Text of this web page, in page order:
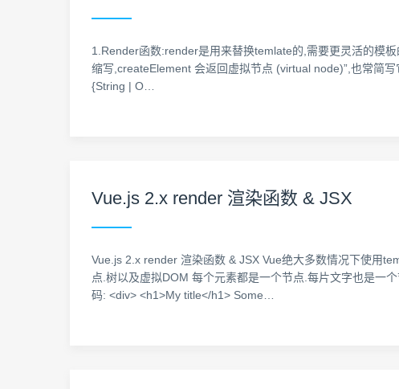
1.Render函数:render是用来替换temlate的,需要更灵活的模
缩写,createElement 会返回虚拟节点 (virtual node)”,也常简
{String | O…
Vue.js 2.x render 渲染函数 & JSX
Vue.js 2.x render 渲染函数 & JSX Vue绝大多数情况下使用
点.树以及虚拟DOM 每个元素都是一个节点.每片文字也是一
码: <div> <h1>My title</h1> Some…